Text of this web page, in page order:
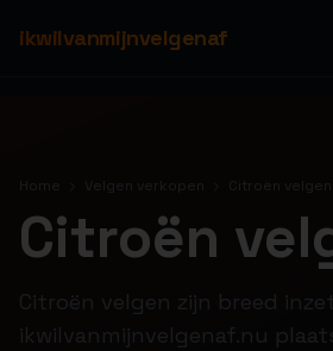
ikwilvanmijnvelgenaf
Home Velgen verkopen Citroën
Citroën
Citroën velgen zijn breed
ikwilvanmijnvelgenaf.nu